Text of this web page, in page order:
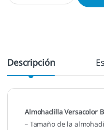
Descripción
Almohadilla Versacolor
– Tamaño de la